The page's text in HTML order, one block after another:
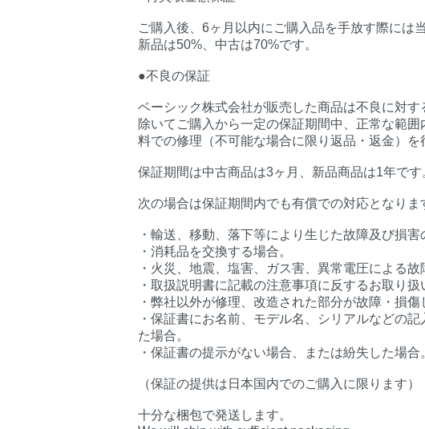
ご購入後、6ヶ月以内にご購入品を手放す際には
新品は50%、中古は70%です。
●不良の保証
ベーシック株式会社が販売した商品は不良に対
除いてご購入から一定の保証期間中、正常な範
料での修理（不可能な場合に限り返品・返金）を
保証期間は中古商品は3ヶ月、新品商品は1年です
次の場合は保証期間内でも有償での対応となりま
・輸送、移動、落下等により生じた故障及び損害
・消耗品を交換する場合。
・火災、地震、塩害、ガス害、異常電圧による故
・取扱説明書に記載の注意事項に反するお取り
・弊社以外が修理、改造された部分が故障・損傷
・保証書にお名前、モデル名、シリアルなどの
た場合。
・保証書の提示がない場合、または紛失した場合
（保証の提供は日本国内でのご購入に限ります）
十分な梱包で発送します。